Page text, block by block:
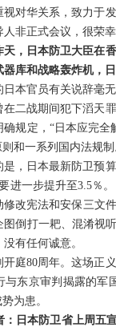
视对华关系，致力于
非正式会议，很荣
天，日本防卫大臣在
器库和战略轰炸机，
日本官员有关说辞毫
在二战期间犯下滔天
确规定，“日本应完
和一系列国内法规制
是，日本最新防卫预
进一步提升至3.5％
修改宪法和安保三文
图倒打一耙、混淆视
有任何诚意。
开庭80周年。这场正
与东京审判揭露的军
为患。
：日本防卫省上周五